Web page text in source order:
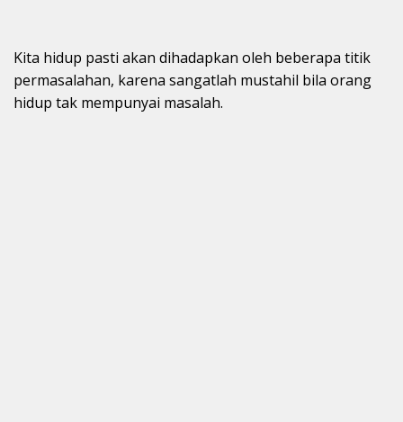
Kita hidup pasti akan dihadapkan oleh beberapa titik
permasalahan, karena sangatlah mustahil bila orang
hidup tak mempunyai masalah.